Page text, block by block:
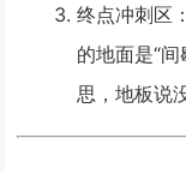
终点冲刺区
的地面是“
思，地板说